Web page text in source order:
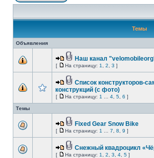
Темы
Объявления
Наш канал
[ На страницу: 1 2 3 ]
Список конструкторов-
конструкций (с фото)
[ На страницу: 1 4 5 6 ]
Темы
Fixed Gear Snow Bike
[ На страницу: 1 7 8 9 ]
Cнежный квадроцикл
[ На страницу: 1 2 3 4 5 ]